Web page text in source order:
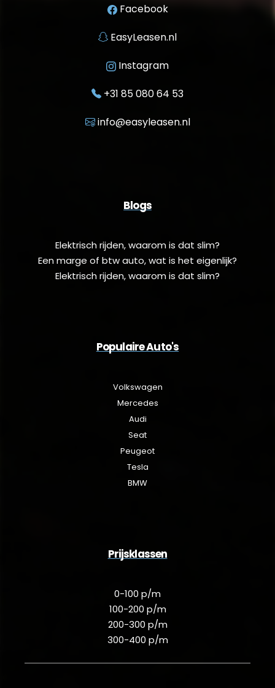
Facebook
EasyLeasen.nl
Instagram
+31 85 080 64 53
info@easyleasen.nl
Blogs
Elektrisch rijden, waarom is dat slim?
Een marge of btw auto, wat is het eigenlijk?
Elektrisch rijden, waarom is dat slim?
Populaire Auto's
Volkswagen
Mercedes
Audi
Seat
Peugeot
Tesla
BMW
Prijsklassen
0-100 p/m
100-200 p/m
200-300 p/m
300-400 p/m